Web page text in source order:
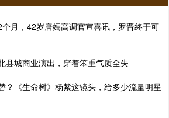
月，42岁唐嫣高调官宣喜讯，罗晋终于可
县城商业演出，穿着笨重气质全失
？《生命树》杨紫这镜头，给多少流量明星